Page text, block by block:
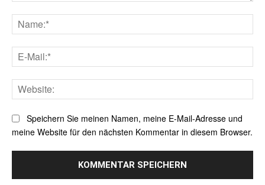
Speichern Sie meinen Namen, meine E-Mail-Adresse und
meine Website für den nächsten Kommentar in diesem Browser.